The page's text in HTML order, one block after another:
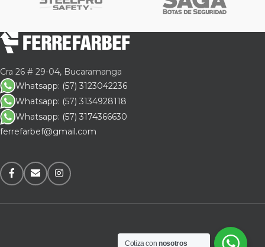
Cra 26 # 29-04, Bucaramanga
Whatsapp: (57) 3123042236
Whatsapp: (57) 3134928118
Whatsapp: (57) 3174366630
ferrefarbef@gmail.com
Cotiza connosotros